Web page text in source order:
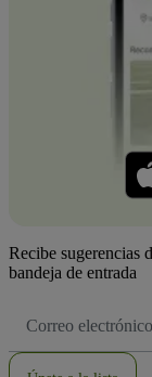
Recibe sugerencias
bandeja de entrada
de